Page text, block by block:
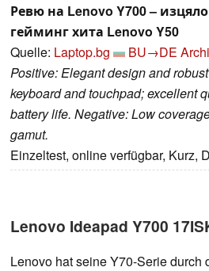
Ревю на Lenovo Y700 –
гейминг хита Lenovo Y50
Quelle: Laptop.bg BU→DE
Positive: Elegant design and
keyboard and touchpad; excellent
battery life. Negative: Low
gamut.
Einzeltest, online verfügbar, Kurz,
Lenovo Ideapad Y700
Lenovo hat seine Y70-Serie durch